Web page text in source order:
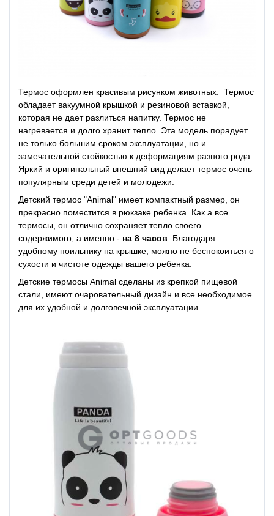
Термос оформлен красивым рисунком животных. Термос
обладает вакуумной крышкой и резиновой вставкой,
которая не дает разлиться напитку. Термос не
нагревается и долго хранит тепло. Эта модель порадует
не только большим сроком эксплуатации, но и
замечательной стойкостью к деформациям разного рода.
Яркий и оригинальный внешний вид делает термос очень
популярным среди детей и молодежи.
Детский термос "Animal" имеет компактный размер, он
прекрасно поместится в рюкзаке ребенка. Как а все
термосы, он отлично сохраняет тепло своего
содержимого, а именно - на 8 часов . Благодаря
удобному поильнику на крышке, можно не беспокоиться о
сухости и чистоте одежды вашего ребенка.
Детские термосы Animal сделаны из крепкой пищевой
стали, имеют очаровательный дизайн и все необходимое
для их удобной и долговечной эксплуатации.